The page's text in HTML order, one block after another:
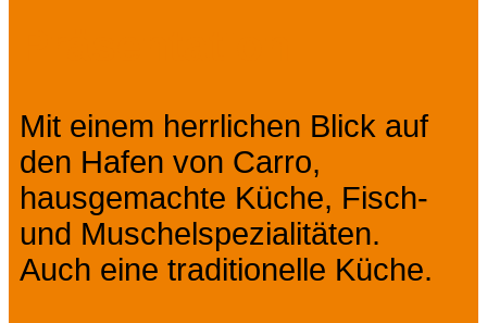
Mit einem herrlichen Blick auf
den Hafen von Carro,
hausgemachte Küche, Fisch-
und Muschelspezialitäten.
Auch eine traditionelle Küche.